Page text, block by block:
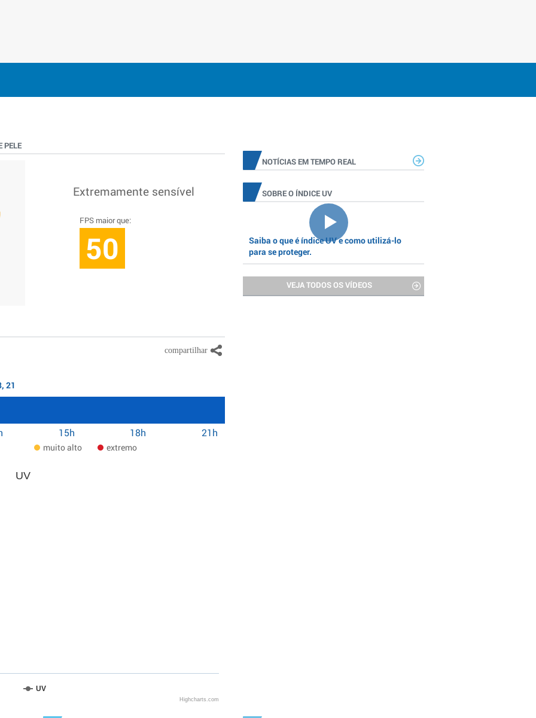
PELE
Extremamente sensível
FPS maior que:
50
21
15h 18h 21h
muito alto extremo
UV
UV
Highcharts.com
NOTÍCIAS EM TEMPO REAL
SOBRE O ÍNDICE UV
Saiba o que é índice UV e como utilizá-lo
para se proteger.
VEJA TODOS OS VÍDEOS